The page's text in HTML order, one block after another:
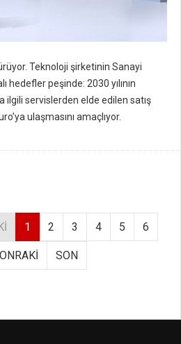
Teknoloji şirketinin Sanayi
hedefler peşinde: 2030 yılının
ilgili servislerden elde edilen satış
ulaşmasını amaçlıyor.
1 2 3 4 5 6
SON